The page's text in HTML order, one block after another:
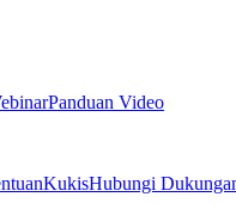
Panduan Video
KukisHubungi